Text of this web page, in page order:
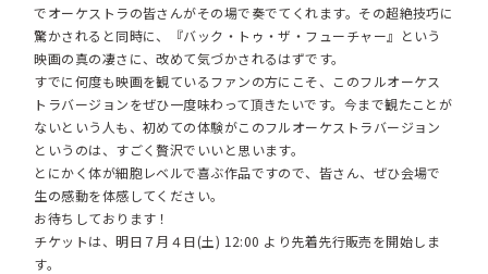
でオーケストラの皆さんがその場で奏でてくれます。その超絶技巧に
驚かされると同時に、『バック・トゥ・ザ・フューチャー』という
映画の真の凄さに、改めて気づかされるはずです。
すでに何度も映画を観ているファンの方にこそ、このフルオーケス
トラバージョンをぜひ一度味わって頂きたいです。今まで観たことが
ないという人も、初めての体験がこのフルオーケストラバージョン
というのは、すごく贅沢でいいと思います。
とにかく体が細胞レベルで喜ぶ作品ですので、皆さん、ぜひ会場で
生の感動を体感してください。
お待ちしております！
チケットは、明日７月４日(土) 12:00 より先着先行販売を開始しま
す。